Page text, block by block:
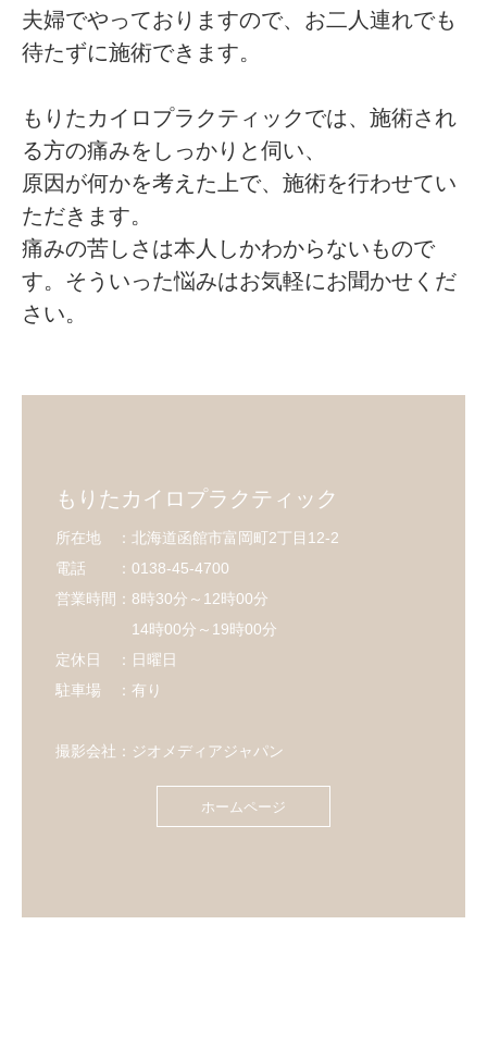
夫婦でやっておりますので、お二人連れでも
待たずに施術できます。
もりたカイロプラクティックでは、施術され
る方の痛みをしっかりと伺い、
原因が何かを考えた上で、施術を行わせてい
ただきます。
痛みの苦しさは本人しかわからないもので
す。そういった悩みはお気軽にお聞かせくだ
さい。
もりたカイロプラクティック
所在地 ：北海道函館市富岡町2丁目12-2
電話 ：0138-45-4700
営業時間：8時30分～12時00分
14時00分～19時00分
定休日 ：日曜日
駐車場 ：有り
撮影会社：ジオメディアジャパン
ホームページ